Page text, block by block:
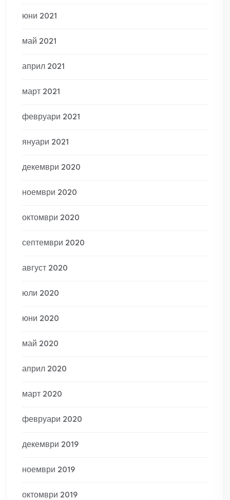
юни 2021
май 2021
април 2021
март 2021
февруари 2021
януари 2021
декември 2020
ноември 2020
октомври 2020
септември 2020
август 2020
юли 2020
юни 2020
май 2020
април 2020
март 2020
февруари 2020
декември 2019
ноември 2019
октомври 2019